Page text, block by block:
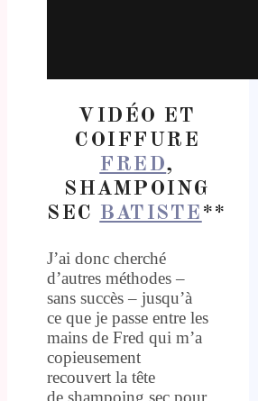
VIDÉO ET
COIFFURE
FRED,
SHAMPOING
SEC BATISTE **
J’ai donc cherché
d’autres méthodes –
sans succès – jusqu’à
ce que je passe entre les
mains de Fred qui m’a
copieusement
recouvert la tête
de shampoing sec pour